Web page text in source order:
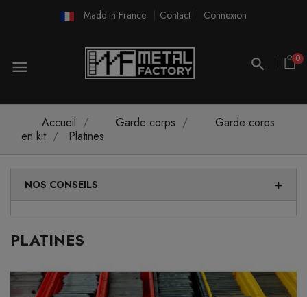
Made in France Contact Connexion
menu 0
Accueil Garde corps
Garde corps
en kit
Platines
NOS CONSEILS
PLATINES